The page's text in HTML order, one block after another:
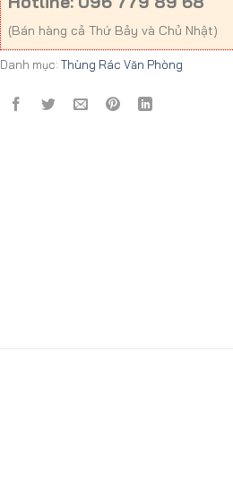
(Bán hàng cả Thứ Bảy và Chủ Nhật)
Danh mục: Thùng Rác Văn Phòng